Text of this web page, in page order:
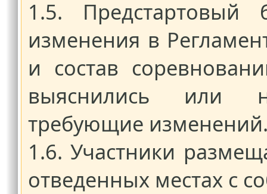
1.5. Предстартовый
изменения в
и состав
выяснились или
требующие
1.6. Участники
отведенных местах с